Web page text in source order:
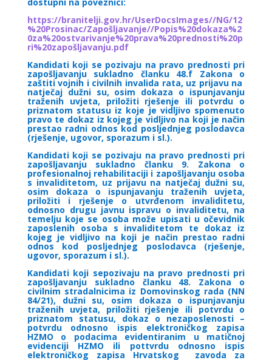
https://branitelji.gov.hr/UserDocsImages//NG/12
%20Prosinac/Zapošljavanje//Popis%20dokaza%2
0za%20ostvarivanje%20prava%20prednosti%20p
ri%20zapošljavanju.pdf
Kandidati koji se pozivaju na pravo prednosti pri
zapošljavanju sukladno članku 48.f Zakona o
zaštiti vojnih i civilnih invalida rata, uz prijavu na
natječaj dužni su, osim dokaza o ispunjavanju
traženih uvjeta, priložiti rješenje ili potvrdu o
priznatom statusu iz koje je vidljivo spomenuto
pravo te dokaz iz kojeg je vidljivo na koji je način
prestao radni odnos kod posljednjeg poslodavca
(rješenje, ugovor, sporazum i sl.).
Kandidati koji se pozivaju na pravo prednosti pri
zapošljavanju sukladno članku 9. Zakona o
profesionalnoj rehabilitaciji i zapošljavanju osoba
s invaliditetom, uz prijavu na natječaj dužni su,
osim dokaza o ispunjavanju traženih uvjeta,
priložiti i rješenje o utvrđenom invaliditetu,
odnosno drugu javnu ispravu o invaliditetu, na
temelju koje se osoba može upisati u očevidnik
zaposlenih osoba s invaliditetom te dokaz iz
kojeg je vidljivo na koji je način prestao radni
odnos kod posljednjeg poslodavca (rješenje,
ugovor, sporazum i sl.).
Kandidati koji sepozivaju na pravo prednosti pri
zapošljavanju sukladno članku 48. Zakona o
civilnim stradalnicima iz Domovinskog rada (NN
84/21), dužni su, osim dokaza o ispunjavanju
traženih uvjeta, priložiti rješenje ili potvrdu o
priznatom statusu, dokaz o nezaposlenosti –
potvrdu odnosno ispis elektroničkog zapisa
HZMO o podacima evidentiranim u matičnoj
evidenciji HZMO ili pottvrdu odnosno ispis
elektroničkog zapisa Hrvatskog zavoda za